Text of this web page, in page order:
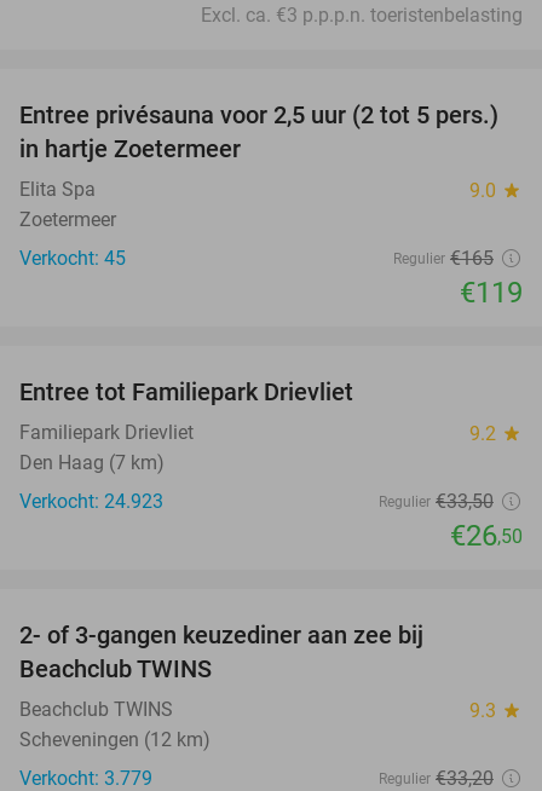
Excl. ca. €3 p.p.p.n. toeristenbelasting
28%
Entree privésauna voor 2,5 uur (2 tot 5 pers.)
in hartje Zoetermeer
Elita Spa 9.0 star
Zoetermeer
Verkocht: 45
Regulier €165
€119
Entree tot Familiepark Drievliet
Familiepark Drievliet 9.2 star
Den Haag (7 km)
Verkocht: 24.923
Regulier €33,50
€26,50
2- of 3-gangen keuzediner aan zee bij
Beachclub TWINS
Beachclub TWINS 9.3 star
Scheveningen (12 km)
Verkocht: 3.779
Regulier €33,20